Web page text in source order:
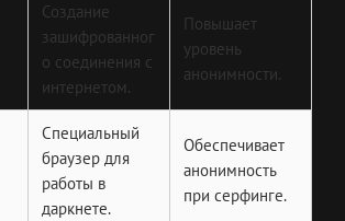
Создание
зашифрованног
о соединения с
интернетом.
Повышает
уровень
анонимности.
Специальный
браузер для
работы в
даркнете.
Обеспечивает
анонимность
при серфинге.